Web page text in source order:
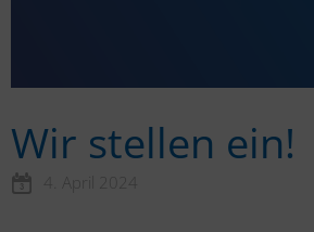
Wir stellen ein!
4. April 2024